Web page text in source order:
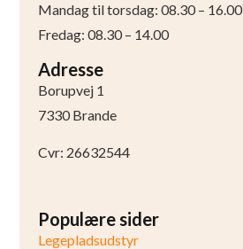
Mandag til torsdag: 08.30 – 16.00
Fredag: 08.30 – 14.00
Adresse
Borupvej 1
7330 Brande
Cvr: 26632544
Populære sider
Legepladsudstyr